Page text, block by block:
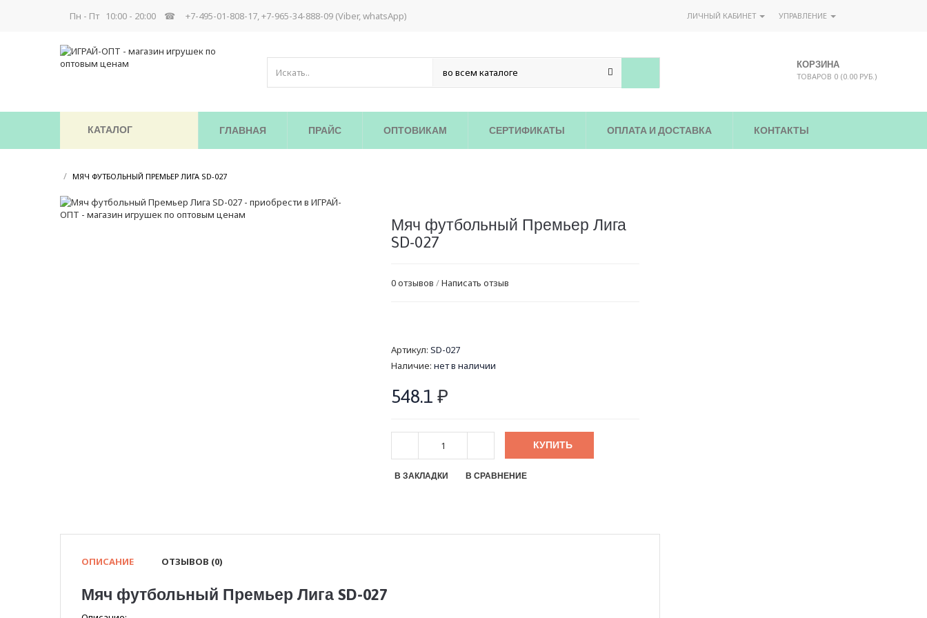
Пн - Пт 10:00 - 20:00 ☎ +7-495-01-808-17, +7-965-34-888-09 (Viber, whatsApp) ЛИЧНЫЙ КАБИНЕТ УПРАВЛЕНИЕ
КОРЗИНА
ТОВАРОВ 0 (0.00 РУБ.)
КАТАЛОГ ГЛАВНАЯ ПРАЙС ОПТОВИКАМ СЕРТИФИКАТЫ ОПЛАТА И ДОСТАВКА КОНТАКТЫ
/ МЯЧ ФУТБОЛЬНЫЙ ПРЕМЬЕР ЛИГА SD-027
Мяч футбольный Премьер Лига
SD-027
0 отзывов /Написать отзыв
Артикул: SD-027
Наличие: нет в наличии
548.1 ₽
КУПИТЬ
В ЗАКЛАДКИ В СРАВНЕНИЕ
ОПИСАНИЕ ОТЗЫВОВ (0)
Мяч футбольный Премьер Лига SD-027